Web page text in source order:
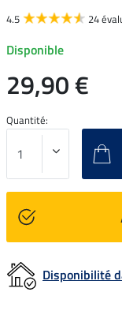
4.5 24
Disponible
29,90 €
Quantité:
Disponibilité